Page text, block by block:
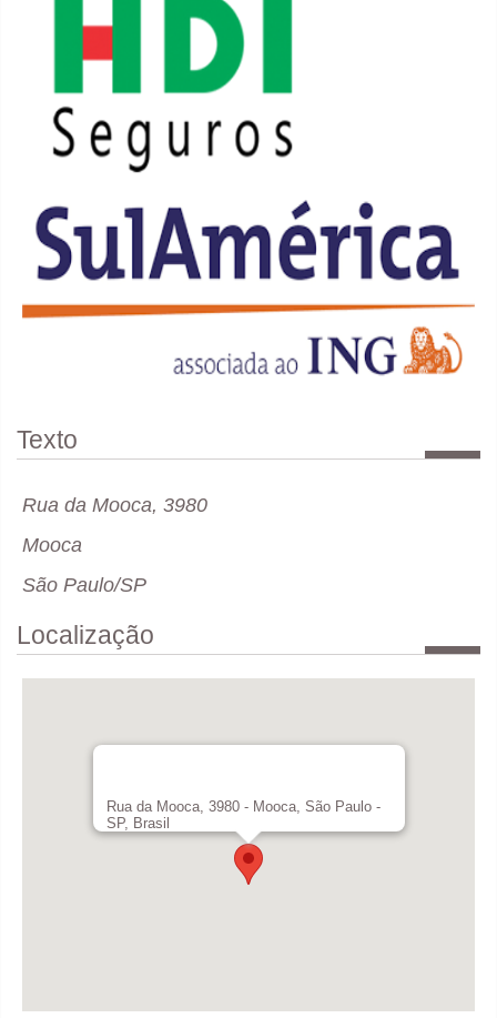
Texto
Rua da Mooca, 3980
Mooca
São Paulo/SP
Localização
Rua da Mooca, 3980 - Mooca, São Paulo -
SP, Brasil